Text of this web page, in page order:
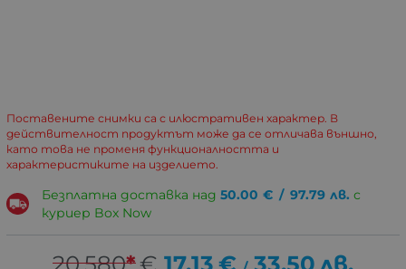
Поставените снимки са с илюстративен характер. В
действителност продуктът може да се отличава външно,
като това не променя функционалността и
характеристиките на изделието.
Безплатна доставка над 50.00 € / 97.79 лв. с
куриер Box Now